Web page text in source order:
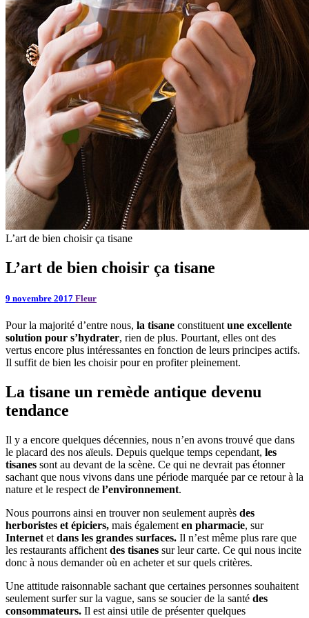
L’art de bien choisir ça tisane
L’art de bien choisir ça tisane
9 novembre 2017 Fleur
Pour la majorité d’entre nous, la tisane constituent une excellente
solution pour s’hydrater, rien de plus. Pourtant, elles ont des
vertus encore plus intéressantes en fonction de leurs principes actifs.
Il suffit de bien les choisir pour en profiter pleinement.
La tisane un remède antique devenu
tendance
Il y a encore quelques décennies, nous n’en avons trouvé que dans
le placard des nos aïeuls. Depuis quelque temps cependant, les
tisanes sont au devant de la scène. Ce qui ne devrait pas étonner
sachant que nous vivons dans une période marquée par ce retour à la
nature et le respect de l’environnement.
Nous pourrons ainsi en trouver non seulement auprès des
herboristes et épiciers, mais également en pharmacie, sur
Internet et dans les grandes surfaces. Il n’est même plus rare que
les restaurants affichent des tisanes sur leur carte. Ce qui nous incite
donc à nous demander où en acheter et sur quels critères.
Une attitude raisonnable sachant que certaines personnes souhaitent
seulement surfer sur la vague, sans se soucier de la santé des
consommateurs. Il est ainsi utile de présenter quelques